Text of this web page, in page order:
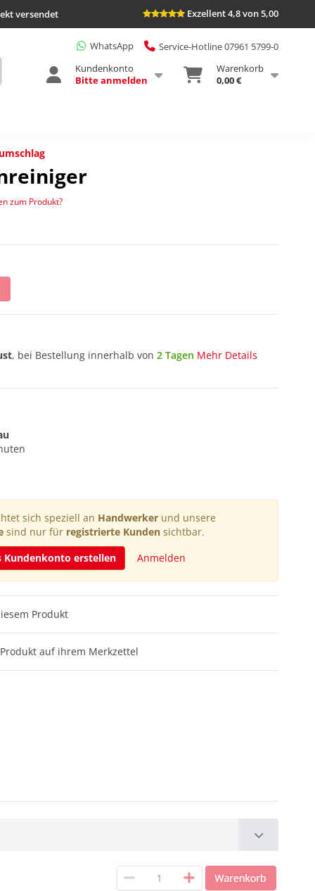
versendet Exzellent 4,8 von 5,00
WhatsApp
Service-Hotline 07961 5799-0
Kundenkonto
Bitte anmelden
Warenkorb
0,00 €
zum Produkt?
, bei Bestellung innerhalb von 2 Tagen Mehr Details
sich speziell an Handwerkerund unsere
sind nur für registrierte Kunden sichtbar.
Kundenkonto erstellen
Anmelden
Produkt
auf ihrem Merkzettel